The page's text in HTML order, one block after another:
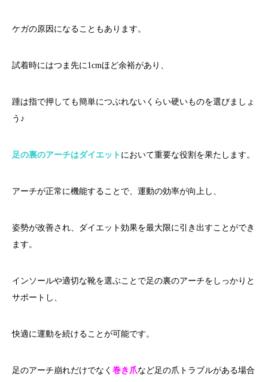
ケガの原因になることもあります。
試着時にはつま先に1cmほど余裕があり、
踵は指で押しても簡単につぶれないくらい硬いものを選びましょ
う♪
足の裏のアーチはダイエット において重要な役割を果たします。
アーチが正常に機能することで、運動の効率が向上し、
姿勢が改善され、ダイエット効果を最大限に引き出すことができ
ます。
インソールや適切な靴を選ぶことで足の裏のアーチをしっかりと
サポートし、
快適に運動を続けることが可能です。
足のアーチ崩れだけでなく 巻き爪など足の爪トラブルがある場合